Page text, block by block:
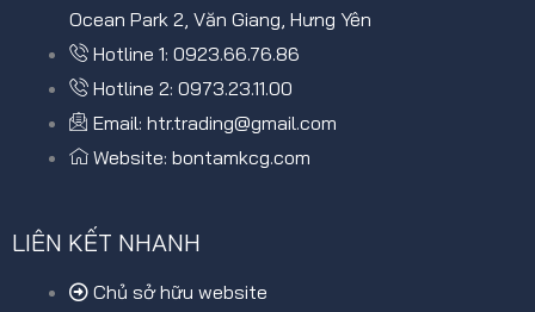
Ocean Park 2, Văn Giang, Hưng Yên
Hotline 1: 0923.66.76.86
Hotline 2: 0973.23.11.00
Email: htr.trading@gmail.com
Website: bontamkcg.com
LIÊN KẾT NHANH
Chủ sở hữu website